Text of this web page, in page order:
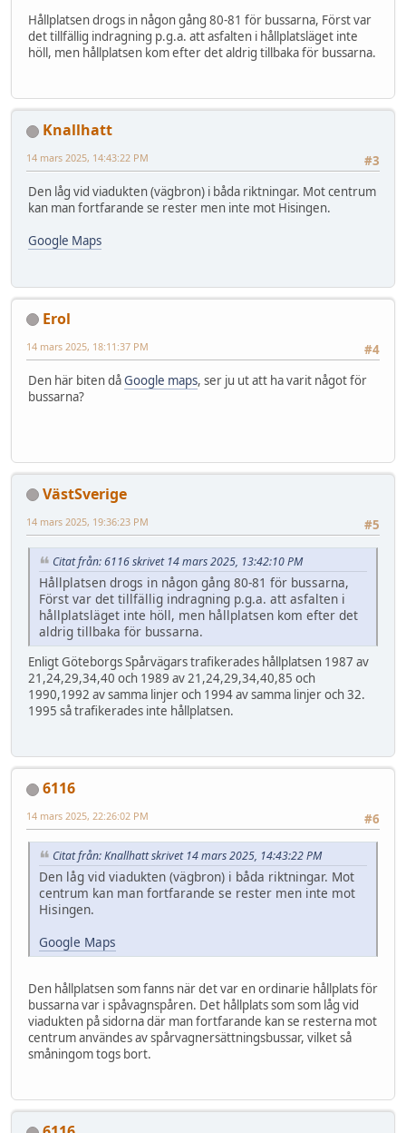
Hållplatsen drogs in någon gång 80-81 för bussarna, Först var
det tillfällig indragning p.g.a. att asfalten i hållplatsläget inte
höll, men hållplatsen kom efter det aldrig tillbaka för bussarna.
Knallhatt
#3
14 mars 2025, 14:43:22 PM
Den låg vid viadukten (vägbron) i båda riktningar. Mot centrum
kan man fortfarande se rester men inte mot Hisingen.
Google Maps
Erol
#4
14 mars 2025, 18:11:37 PM
Den här biten dåGoogle maps, ser ju ut att ha varit något för
bussarna?
VästSverige
#5
14 mars 2025, 19:36:23 PM
Citat från: 6116 skrivet 14 mars 2025, 13:42:10 PM
Hållplatsen drogs in någon gång 80-81 för bussarna,
Först var det tillfällig indragning p.g.a. att asfalten i
hållplatsläget inte höll, men hållplatsen kom efter det
aldrig tillbaka för bussarna.
Enligt Göteborgs Spårvägars trafikerades hållplatsen 1987 av
21,24,29,34,40 och 1989 av 21,24,29,34,40,85 och
1990,1992 av samma linjer och 1994 av samma linjer och 32.
1995 så trafikerades inte hållplatsen.
6116
#6
14 mars 2025, 22:26:02 PM
Citat från: Knallhatt skrivet 14 mars 2025, 14:43:22 PM
Den låg vid viadukten (vägbron) i båda riktningar. Mot
centrum kan man fortfarande se rester men inte mot
Hisingen.
Google Maps
Den hållplatsen som fanns när det var en ordinarie hållplats för
bussarna var i spåvagnspåren. Det hållplats som som låg vid
viadukten på sidorna där man fortfarande kan se resterna mot
centrum användes av spårvagnersättningsbussar, vilket så
småningom togs bort.